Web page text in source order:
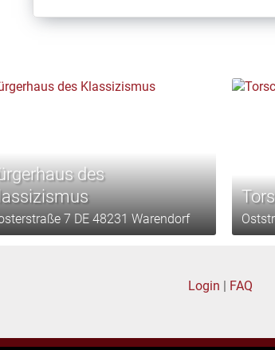
des
7 DE 48231 Warendorf
Login | FAQ